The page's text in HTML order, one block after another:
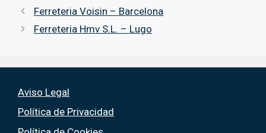
Ferreteria Voisin – Barcelona
Ferreteria Hmv S.L. – Lugo
Aviso Legal
Política de Privacidad